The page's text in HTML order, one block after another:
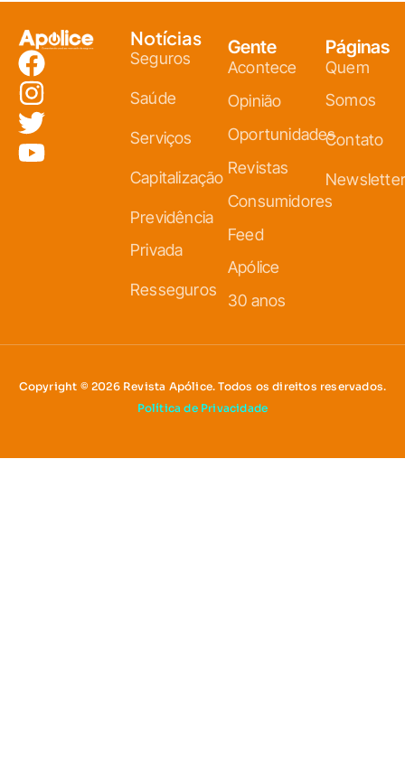
Notícias
Seguros
Saúde
Serviços
Capitalização
Previdência
Privada
Resseguros
Gente
Acontece
Opinião
Oportunidades
Revistas
Consumidores
Feed
Apólice
30 anos
Páginas
Quem
Somos
Contato
Newsletter
Copyright © 2026 Revista Apólice. Todos os direitos reservados.
Política de Privacidade